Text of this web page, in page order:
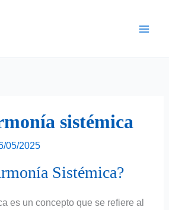
sistémica
05/2025
Sistémica?
es un concepto que se refiere al